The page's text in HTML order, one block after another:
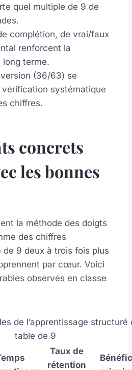
quel multiple de 9 de
complétion, de vrai/faux
renforcent la
long terme.
(36/63) se
systématique
chiffres.
concrets
les bonnes
la méthode des doigts
des chiffres
de 9 deux à trois fois plus
par cœur. Voici
observés en classe
de l’apprentissage structuré
table de 9
Taux de
rétention